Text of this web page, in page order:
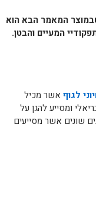
המאמר הבא הוא
המעיים והבטן.
לגוף אשר מכיל
ומסייע להגן על
חיידקים טובים מזנים שונים אשר מסייעים